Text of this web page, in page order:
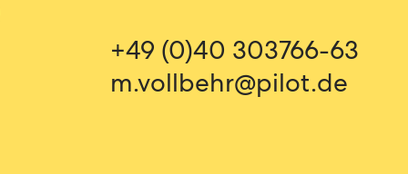
+49 (0)40 303766-63
m.vollbehr@pilot.de